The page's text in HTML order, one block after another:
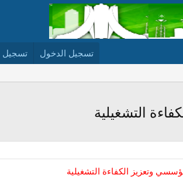
تسجيل الدخول تسجيل
التشغيلية
وتعزيز الكفاءة التشغيلية